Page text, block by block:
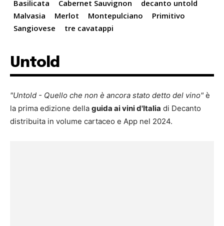
Basilicata
Cabernet Sauvignon
decanto untold
Malvasia
Merlot Montepulciano
Primitivo
Sangiovese
tre cavatappi
Untold
"Untold - Quello che non è ancora stato detto del vino" è
la prima edizione della guida ai vini d'Italia di Decanto
distribuita in volume cartaceo e App nel 2024.